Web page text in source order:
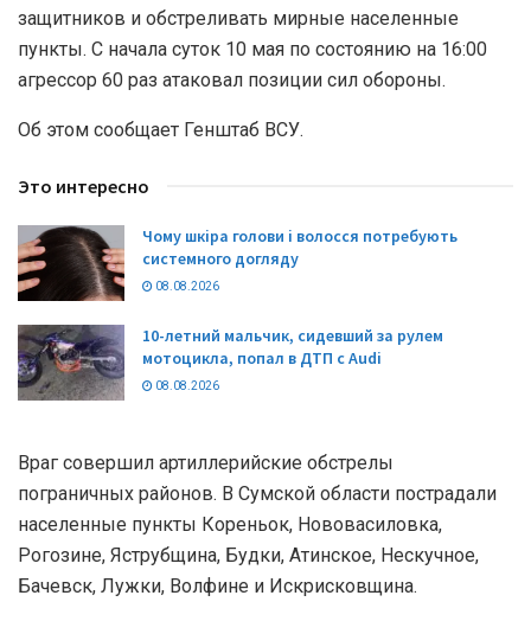
защитников и обстреливать мирные населенные
пункты. С начала суток 10 мая по состоянию на 16:00
агрессор 60 раз атаковал позиции сил обороны.
Об этом сообщает Генштаб ВСУ.
Это интересно
Чому шкіра голови і волосся потребують
системного догляду
08.08.2026
10-летний мальчик, сидевший за рулем
мотоцикла, попал в ДТП с Audi
08.08.2026
Враг совершил артиллерийские обстрелы
пограничных районов. В Сумской области пострадали
населенные пункты Кореньок, Нововасиловка,
Рогозине, Яструбщина, Будки, Атинское, Нескучное,
Бачевск, Лужки, Волфине и Искрисковщина.